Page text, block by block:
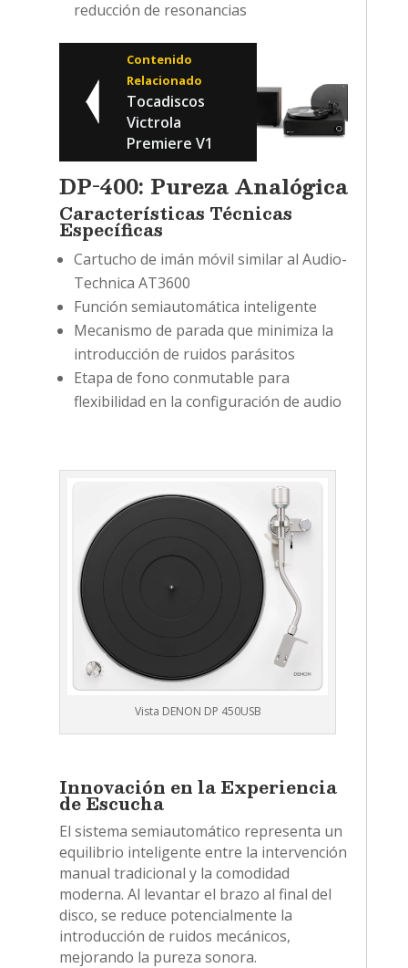
reducción de resonancias
Contenido
Relacionado
Tocadiscos
Victrola
Premiere V1
DP-400: Pureza Analógica
Características Técnicas
Específicas
Cartucho de imán móvil similar al Audio-
Technica AT3600
Función semiautomática inteligente
Mecanismo de parada que minimiza la
introducción de ruidos parásitos
Etapa de fono conmutable para
flexibilidad en la configuración de audio
Vista DENON DP 450USB
Innovación en la Experiencia
de Escucha
El sistema semiautomático representa un
equilibrio inteligente entre la intervención
manual tradicional y la comodidad
moderna. Al levantar el brazo al final del
disco, se reduce potencialmente la
introducción de ruidos mecánicos,
mejorando la pureza sonora.